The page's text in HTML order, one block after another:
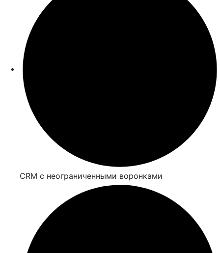
CRM с неограниченными воронками